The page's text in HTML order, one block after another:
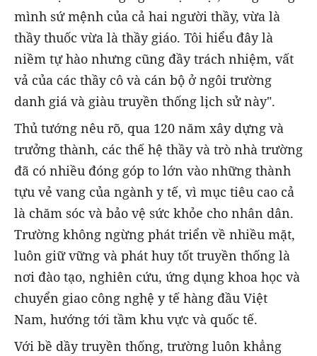
mình sứ mệnh của cả hai người thầy, vừa là
thầy thuốc vừa là thầy giáo. Tôi hiểu đây là
niềm tự hào nhưng cũng đầy trách nhiệm, vất
vả của các thầy cô và cán bộ ở ngôi trường
danh giá và giàu truyền thống lịch sử này".
Thủ tướng nêu rõ, qua 120 năm xây dựng và
trưởng thành, các thế hệ thầy và trò nhà trường
đã có nhiều đóng góp to lớn vào những thành
tựu vẻ vang của ngành y tế, vì mục tiêu cao cả
là chăm sóc và bảo vệ sức khỏe cho nhân dân.
Trường không ngừng phát triển về nhiều mặt,
luôn giữ vững và phát huy tốt truyền thống là
nơi đào tạo, nghiên cứu, ứng dụng khoa học và
chuyển giao công nghệ y tế hàng đầu Việt
Nam, hướng tới tầm khu vực và quốc tế.
Với bề dầy truyền thống, trường luôn khẳng